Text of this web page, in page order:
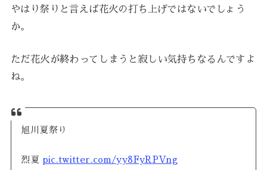
やはり祭りと言えば花火の打ち上げではないでしょう
か。
ただ花火が終わってしまうと寂しい気持ちなるんですよ
ね。
旭川夏祭り
烈夏 pic.twitter.com/yy8FyRPVng